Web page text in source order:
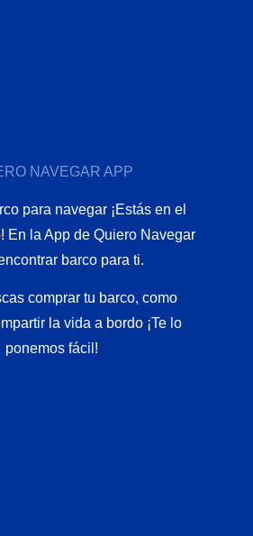
NAVEGAR APP
para navegar ¡Estás en el
En la App de Quiero Navegar
barco para ti.
comprar tu barco, como
la vida a bordo ¡Te lo
ponemos fácil!